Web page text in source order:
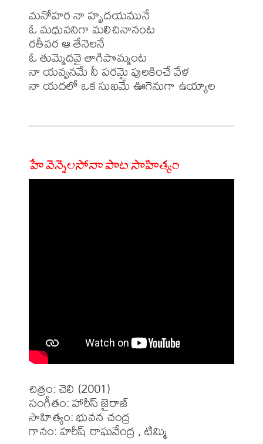
మనోహర నా హృదయమునే
ఓ మధువనిగా మలిచినానంట
రతీవర ఆ తేనెలనే
ఓ తుమ్మెదవై తాగిపొమ్మంట
నా యవ్వనమే నీ పరమై పులకించే వేళ
నా యదలో ఒక సుఖమే ఊగెనుగా ఉయ్యాల
హే వెన్నెలసోనా పాట సాహిత్యం
చిత్రం: చెలి (2001)
సంగీతం: హారీస్ జైరాజ్
సాహిత్యం: భువన చంద్ర
గానం: హరీష్ రాఘవేంద్ర , టిమ్మి